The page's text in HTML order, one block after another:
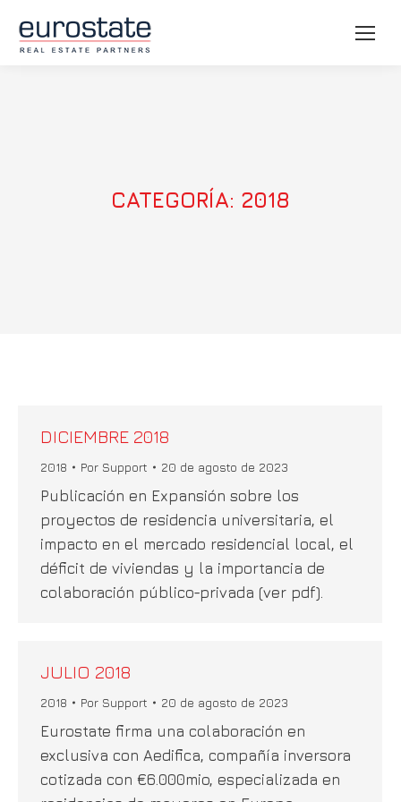
CATEGORÍA: 2018
DICIEMBRE 2018
2018 Por Support 20 de agosto de 2023
Publicación en Expansión sobre los
proyectos de residencia universitaria, el
impacto en el mercado residencial local, el
déficit de viviendas y la importancia de
colaboración público-privada (ver pdf).
JULIO 2018
2018 Por Support 20 de agosto de 2023
Eurostate firma una colaboración en
exclusiva con Aedifica, compañía inversora
cotizada con €6.000mio, especializada en